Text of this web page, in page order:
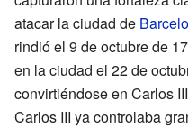
atacar la ciudad de
rindió el 9 de octubre de
en la ciudad el 22 de
convirtiéndose en Carlos
Carlos III ya controlaba